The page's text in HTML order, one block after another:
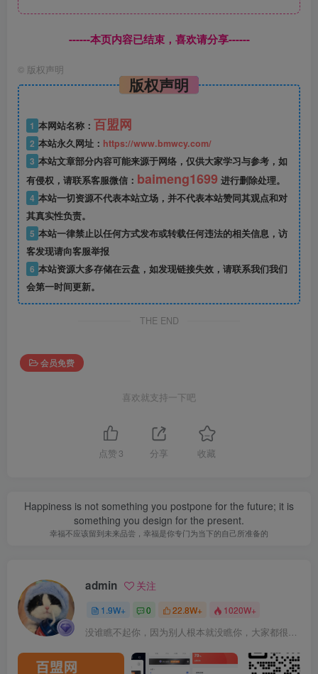
------本页内容已结束，喜欢请分享------
© 版权声明
版权声明
1 本网站名称： 百盟网
2 本站永久网址： https://www.bmwcy.com/
3 本站文章部分内容可能来源于网络，仅供大家学习与参考，如
有侵权，请联系客服微信： baimeng1699 进行删除处理。
4 本站一切资源不代表本站立场，并不代表本站赞同其观点和对
其真实性负责。
5 本站一律禁止以任何方式发布或转载任何违法的相关信息，访
客发现请向客服举报
6 本站资源大多存储在云盘，如发现链接失效，请联系我们我们
会第一时间更新。
THE END
会员免费
喜欢就支持一下吧
点赞 3 分享 收藏
Happiness is not something you postpone for the future; it is
something you design for the present.
幸福不应该留到未来品尝，幸福是你专门为当下的自己所准备的
admin 关注
1.9W+ 0 22.8W+ 1020W+
没谁瞧不起你，因为别人根本就没瞧你，大家都很忙的